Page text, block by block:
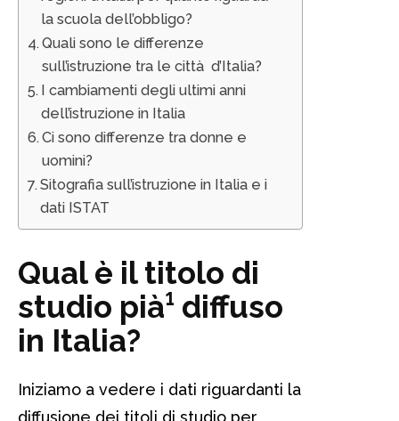
la scuola dell’obbligo?
Quali sono le differenze
sull’istruzione tra le città d’Italia?
I cambiamenti degli ultimi anni
dell’istruzione in Italia
Ci sono differenze tra donne e
uomini?
Sitografia sull’istruzione in Italia e i
dati ISTAT
Qual è il titolo di
studio pià¹ diffuso
in Italia?
Iniziamo a vedere i dati riguardanti la
diffusione dei titoli di studio per